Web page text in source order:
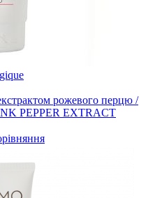
рожевого перцю /
PEPPER EXTRACT